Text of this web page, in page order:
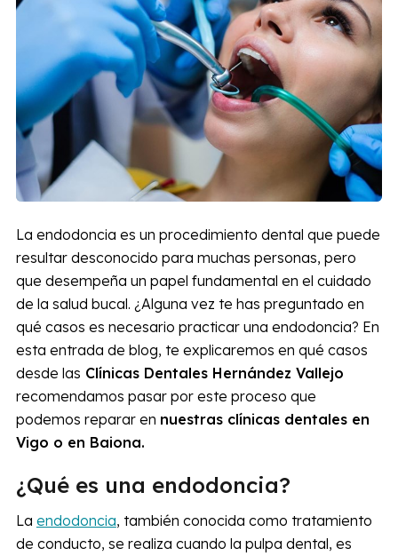
La endodoncia es un procedimiento dental que puede
resultar desconocido para muchas personas, pero
que desempeña un papel fundamental en el cuidado
de la salud bucal. ¿Alguna vez te has preguntado en
qué casos es necesario practicar una endodoncia? En
esta entrada de blog, te explicaremos en qué casos
desde las Clínicas Dentales Hernández Vallejo
recomendamos pasar por este proceso que
podemos reparar en nuestras clínicas dentales en
Vigo o en Baiona.
¿Qué es una endodoncia?
La endodoncia, también conocida como tratamiento
de conducto, se realiza cuando la pulpa dental, es